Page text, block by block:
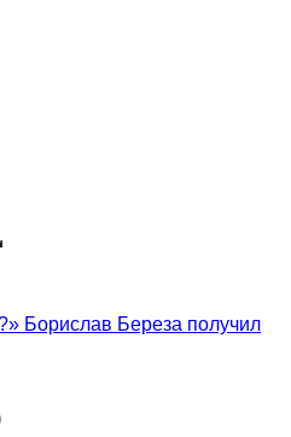
Борислав Береза получил